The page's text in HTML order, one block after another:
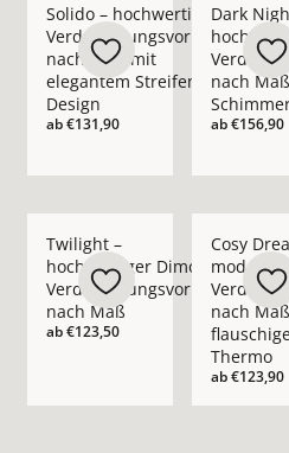
Solido – hochwertiger
Verdunkelungsvorhang
nach Maß mit
elegantem Streifen-
Design
ab€131,90
Dark
nach
ab€156,90
Twilight –
hochwertiger Dimout-
Verdunkelungsvorhang
nach Maß
ab€123,50
Cosy
nach
Thermo
ab€123,90